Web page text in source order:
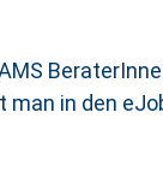
man in den